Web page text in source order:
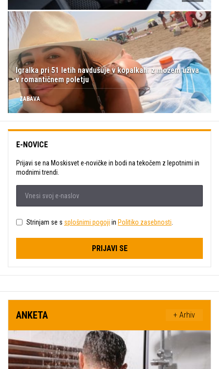
Igralka pri 51 letih navdušuje v kopalkah: z možem uživa
v romantičnem poletju
ZABAVA
E-NOVICE
Prijavi se na Moskisvet e-novičke in bodi na tekočem z lepotnimi in
modnimi trendi.
Strinjam se s splošnimi pogoji in Politiko zasebnosti
PRIJAVI SE
ANKETA + Arhiv